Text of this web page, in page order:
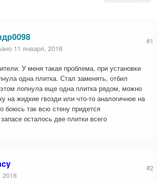
11 января, 2018
#1
У меня такая проблема, при установки
одна плитка. Стал заменять, отбил
лопнула еще одна плитка рядом, можно
на жидкие гвозди или что-то аналогичное на
боюсь так всю стену придется
осталось две плитки всего
2018
#2